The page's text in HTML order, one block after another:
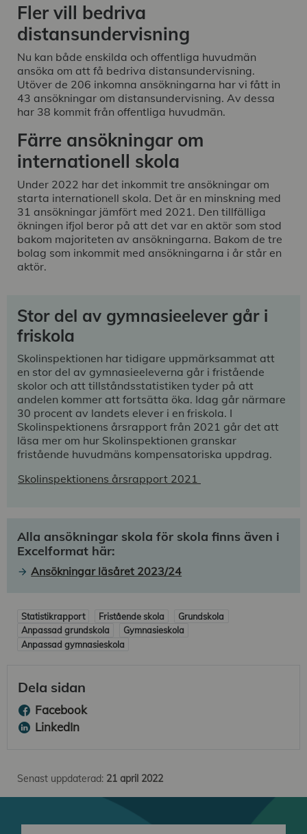
Fler vill bedriva
distansundervisning
Nu kan både enskilda och offentliga huvudmän
ansöka om att få bedriva distansundervisning.
Utöver de 206 inkomna ansökningarna har vi fått in
43 ansökningar om distansundervisning. Av dessa
har 38 kommit från offentliga huvudmän.
Färre ansökningar om
internationell skola
Under 2022 har det inkommit tre ansökningar om
starta internationell skola. Det är en minskning med
31 ansökningar jämfört med 2021. Den tillfälliga
ökningen ifjol beror på att det var en aktör som stod
bakom majoriteten av ansökningarna. Bakom de tre
bolag som inkommit med ansökningarna i år står en
aktör.
Stor del av gymnasieelever går i
friskola
Skolinspektionen har tidigare uppmärksammat att
en stor del av gymnasieeleverna går i fristående
skolor och att tillståndsstatistiken tyder på att
andelen kommer att fortsätta öka. Idag går närmare
30 procent av landets elever i en friskola. I
Skolinspektionens årsrapport från 2021 går det att
läsa mer om hur Skolinspektionen granskar
fristående huvudmäns kompensatoriska uppdrag.
Skolinspektionens årsrapport 2021
Alla ansökningar skola för skola finns även i
Excelformat här:
Ansökningar läsåret 2023/24
Statistikrapport Fristående skola
Grundskola
Anpassad grundskola
Gymnasieskola
Anpassad gymnasieskola
Dela sidan
Facebook
LinkedIn
Senast uppdaterad: 21 april 2022